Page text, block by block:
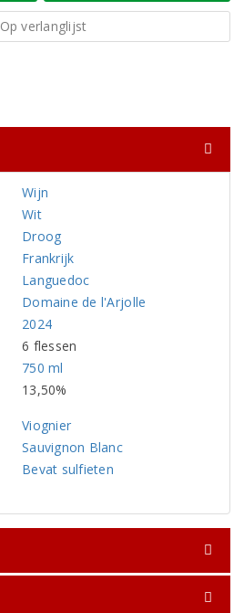
Op verlanglijst
Wijn
Wit
Droog
Frankrijk
Languedoc
Domaine de l'Arjolle
2024
6 flessen
750 ml
13,50%
Viognier
Sauvignon Blanc
Bevat sulfieten